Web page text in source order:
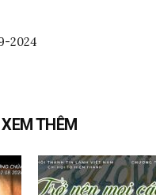
2024
XEM THÊM